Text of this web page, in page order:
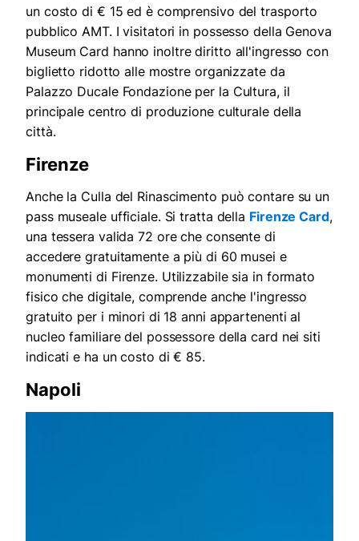
un costo di € 15 ed è comprensivo del trasporto
pubblico AMT. I visitatori in possesso della Genova
Museum Card hanno inoltre diritto all'ingresso con
biglietto ridotto alle mostre organizzate da
Palazzo Ducale Fondazione per la Cultura, il
principale centro di produzione culturale della
città.
Firenze
Anche la Culla del Rinascimento può contare su un
pass museale ufficiale. Si tratta della Firenze Card,
una tessera valida 72 ore che consente di
accedere gratuitamente a più di 60 musei e
monumenti di Firenze. Utilizzabile sia in formato
fisico che digitale, comprende anche l'ingresso
gratuito per i minori di 18 anni appartenenti al
nucleo familiare del possessore della card nei siti
indicati e ha un costo di € 85.
Napoli